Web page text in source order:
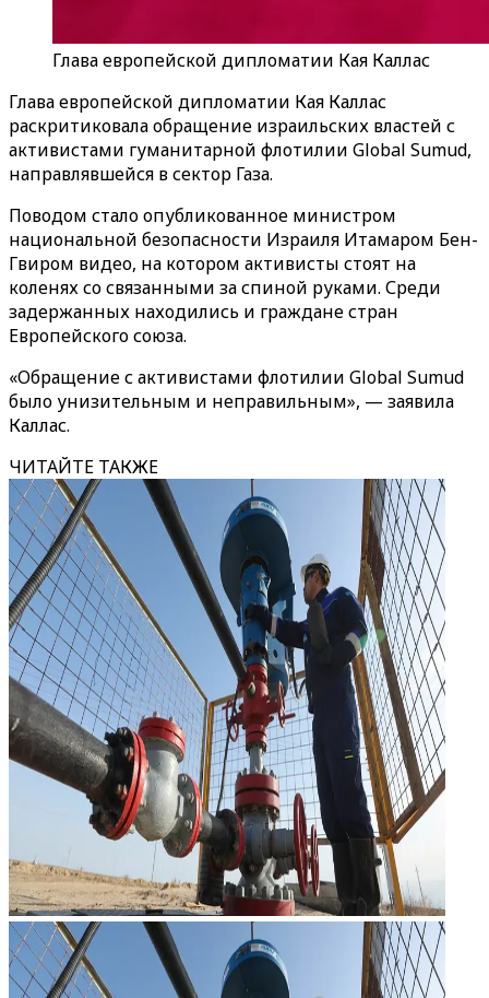
Глава европейской дипломатии Кая Каллас
Глава европейской дипломатии Кая Каллас
раскритиковала обращение израильских властей с
активистами гуманитарной флотилии Global Sumud,
направлявшейся в сектор Газа.
Поводом стало опубликованное министром
национальной безопасности Израиля Итамаром Бен-
Гвиром видео, на котором активисты стоят на
коленях со связанными за спиной руками. Среди
задержанных находились и граждане стран
Европейского союза.
«Обращение с активистами флотилии Global Sumud
было унизительным и неправильным», — заявила
Каллас.
ЧИТАЙТЕ ТАКЖЕ